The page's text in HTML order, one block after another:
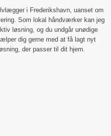
i Frederikshavn, uanset om
Som lokal håndværker kan jeg
løsning, og du undgår unødige
dig gerne med at få lagt nyt
der passer til dit hjem.